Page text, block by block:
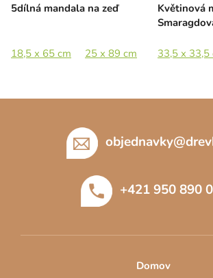
5dílná mandala na zeď
18,5 x 65 cm 25 x 89 cm 37,5 x 133
Květinová
33,5 x 33,5
objednavky@
+421 950 890
Domov